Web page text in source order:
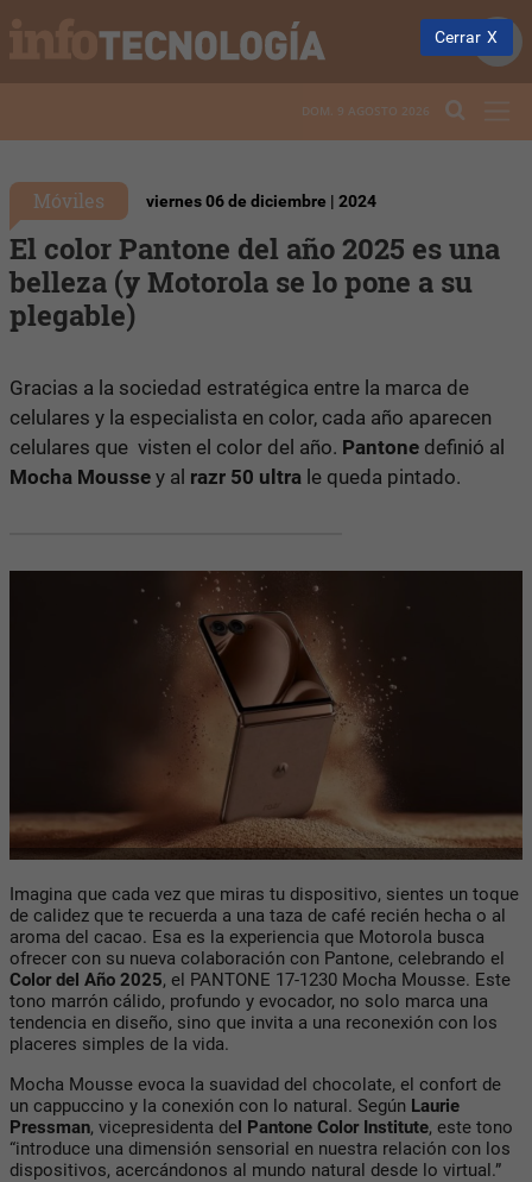
DOM. 9 AGOSTO 2026
Móviles viernes 06 de diciembre | 2024
El color Pantone del año 2025 es una
belleza (y Motorola se lo pone a su
plegable)
Gracias a la sociedad estratégica entre la marca de
celulares y la especialista en color, cada año aparecen
celulares que visten el color del año. Pantone definió al
Mocha Mousse y al razr 50 ultra le queda pintado.
Imagina que cada vez que miras tu dispositivo, sientes un toque
de calidez que te recuerda a una taza de café recién hecha o al
aroma del cacao. Esa es la experiencia que Motorola busca
ofrecer con su nueva colaboración con Pantone, celebrando el
Color del Año 2025, el PANTONE 17-1230 Mocha Mousse. Este
tono marrón cálido, profundo y evocador, no solo marca una
tendencia en diseño, sino que invita a una reconexión con los
placeres simples de la vida.
Mocha Mousse evoca la suavidad del chocolate, el confort de
un cappuccino y la conexión con lo natural. Según Laurie
Pressman, vicepresidenta del Pantone Color Institute, este tono
“introduce una dimensión sensorial en nuestra relación con los
dispositivos, acercándonos al mundo natural desde lo virtual.”
Cerrar